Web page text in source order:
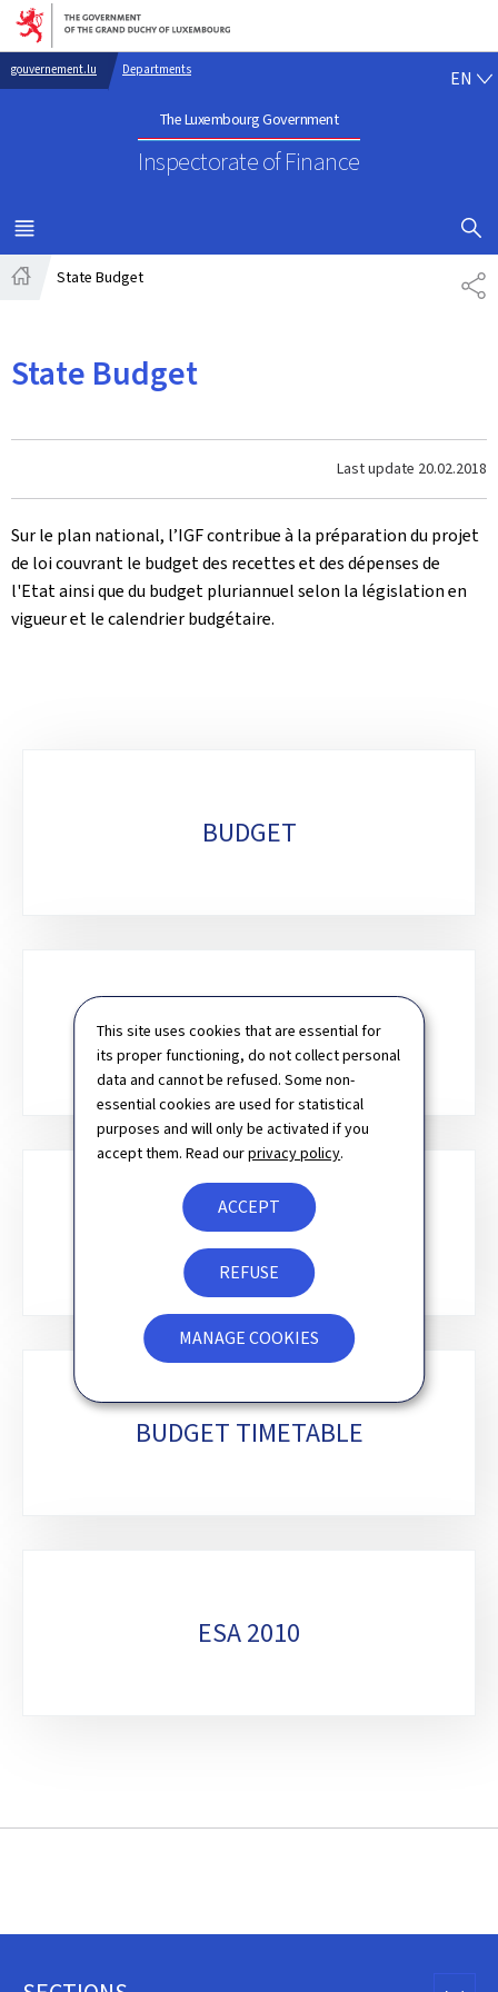
This site uses cookies that are essential for
its proper functioning, do not collect personal
data and cannot be refused. Some non-
essential cookies are used for statistical
purposes and will only be activated if you
accept them. Read ourprivacy policy.
ACCEPT
REFUSE
MANAGE COOKIES
Go to main navigation
Go to content
gouvernement.lu Departments
The Luxembourg Government
Inspectorate of Finance
EN
MENU
MAIN
SHOW
State Budget
State Budget
Last update 20.02.2018
Sur le plan national, l’IGF contribue à la préparation du projet
de loi couvrant le budget des recettes et des dépenses de
l'Etat ainsi que du budget pluriannuel selon la législation en
vigueur et le calendrier budgétaire.
BUDGET
PLURIANNUAL BUDGET
DRAFT BUDGET ACT
BUDGET TIMETABLE
ESA 2010